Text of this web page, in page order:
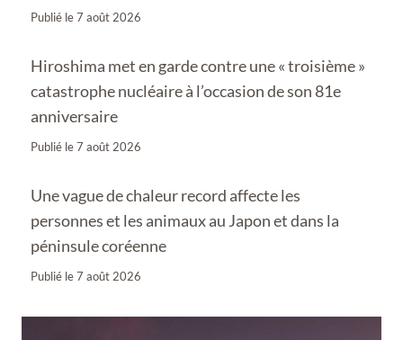
Publié le7 août 2026
Hiroshima met en garde contre une « troisième »
catastrophe nucléaire à l’occasion de son 81e
anniversaire
Publié le7 août 2026
Une vague de chaleur record affecte les
personnes et les animaux au Japon et dans la
péninsule coréenne
Publié le7 août 2026